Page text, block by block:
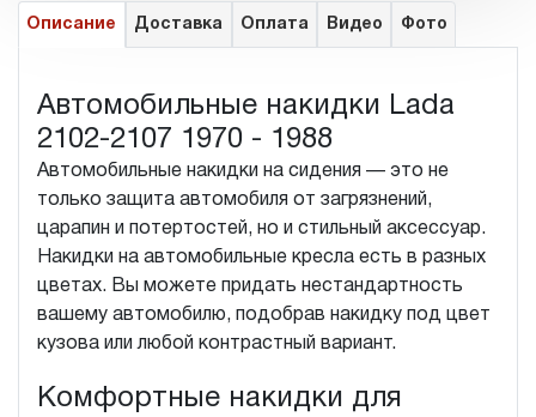
Описание Доставка Оплата Видео Фото
Автомобильные накидки Lada
2102-2107 1970 - 1988
Автомобильные накидки на сидения — это не
только защита автомобиля от загрязнений,
царапин и потертостей, но и стильный аксессуар.
Накидки на автомобильные кресла есть в разных
цветах. Вы можете придать нестандартность
вашему автомобилю, подобрав накидку под цвет
кузова или любой контрастный вариант.
Комфортные накидки для